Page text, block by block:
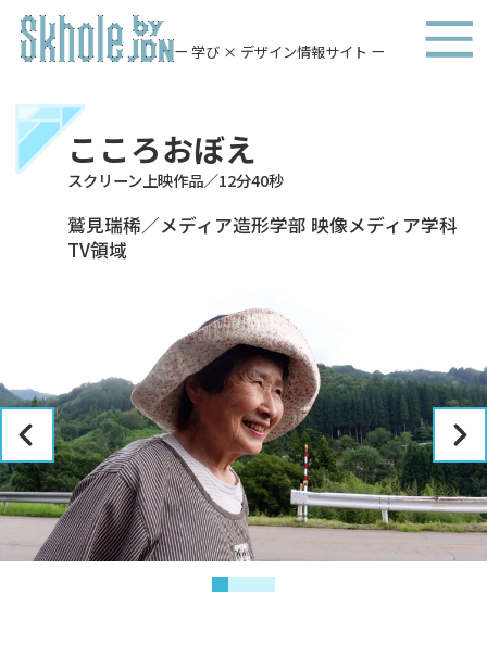
ー 学び × デザイン情報サイト ー
こころおぼえ
スクリーン上映作品／12分40秒
鷲見瑞稀／メディア造形学部 映像メディア学科
TV領域